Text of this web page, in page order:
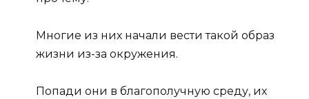
Многие из них начали вести такой образ
жизни из-за окружения.
Попади они в благополучную среду, их